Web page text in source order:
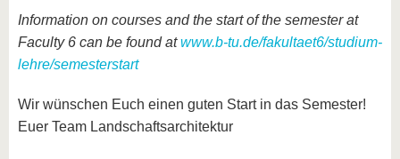
Information on courses and the start of the semester at
Faculty 6 can be found atwww.b-tu.de/fakultaet6/studium-
lehre/semesterstart
Wir wünschen Euch einen guten Start in das Semester!
Euer Team Landschaftsarchitektur